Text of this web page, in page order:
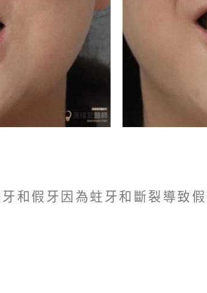
假牙因為蛀牙和斷裂導致假